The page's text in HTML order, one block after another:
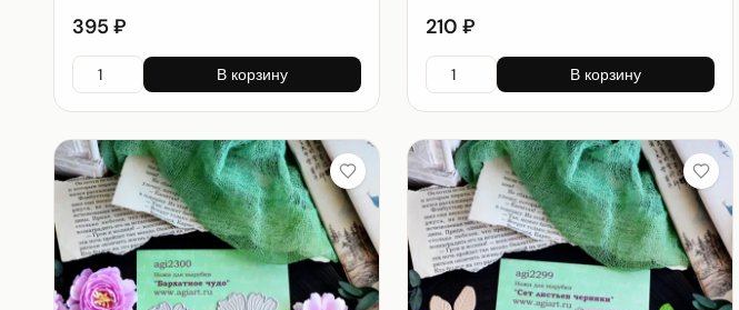
395 ₽
В корзину
210 ₽
В корзину